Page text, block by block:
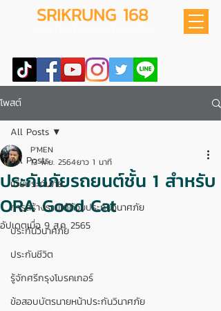
SRIKRUNG 168
โพสต์
All Posts
เบี้ยประกันภัย
การสร้างรายได้ด้วยประกันวินาศภัย
ประกันวินาศภัย
ประกันชีวิต
รู้จักศรีกรุงโบรคเกอร์
ข้อสอบบัตรนายหน้าประกันวินาศภัย
All Posts
ประกันภัยรถยนต์ชั้น 1 สำหรับ
ORA Good Cat
P'MEN
13 พ.ย. 2564ยาว 1 นาที
อัปเดตเมื่อ9 ส.ค. 2565